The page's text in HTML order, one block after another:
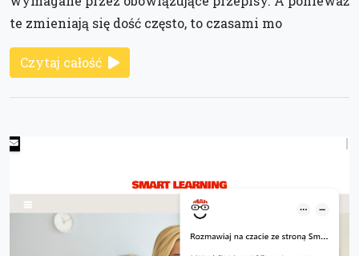
te zmieniają się dość często, to czasami mo
Czytaj całość